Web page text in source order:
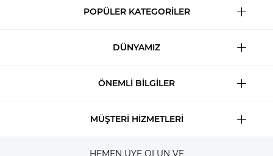
POPÜLER KATEGORİLER
DÜNYAMIZ
ÖNEMLİ BİLGİLER
MÜŞTERİ HİZMETLERİ